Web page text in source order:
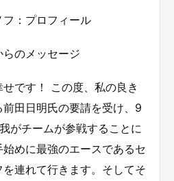
：プロフィール
のメッセージ
せです！ この度、私の良き
田日明氏の要請を受け、9
がチームが参戦することに
めに最強のエースであるセ
連れて行きます。そしてそ